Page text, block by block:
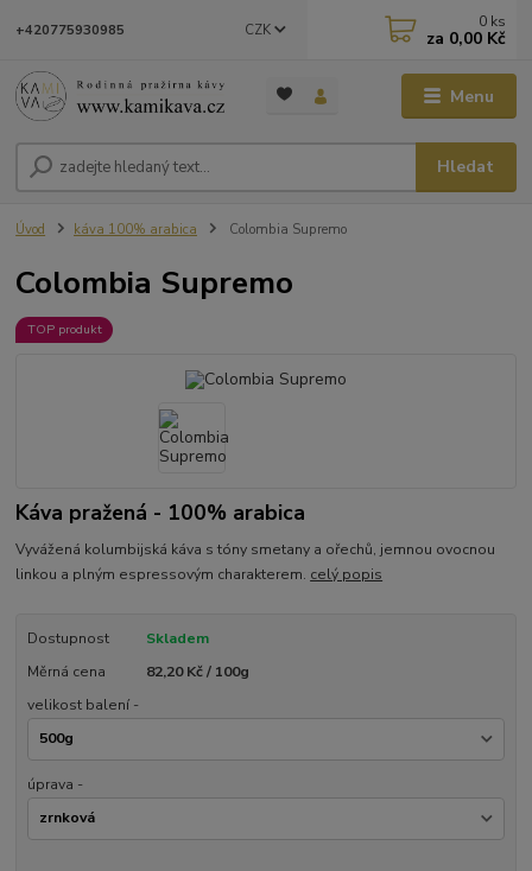
Menu
CZK
Hledat
+420775930985 0 ks
za 0,00 Kč
Úvod káva 100% arabica Colombia Supremo
Colombia Supremo
TOP produkt
Káva pražená - 100% arabica
Vyvážená kolumbijská káva s tóny smetany a ořechů, jemnou ovocnou
linkou a plným espressovým charakterem. celý popis
Dostupnost
Skladem
Měrná cena
82,20 Kč / 100g
velikost balení -
úprava -